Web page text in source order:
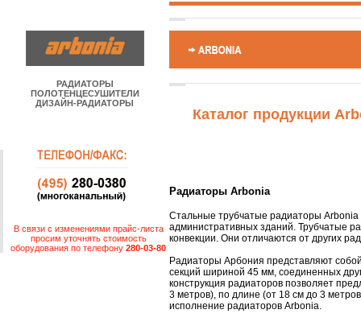
РАДИАТОРЫ
ПОЛОТЕНЦЕСУШИТЕЛИ
ДИЗАЙН-РАДИАТОРЫ
В связи с изменениями прайс-листа
просим уточнять стоимость
оборудования по телефону 280-03-80
Каталог продукции
Радиаторы Arbonia
Стальные трубчатые радиаторы
административных зданий. Трубчатые
конвекции. Они отличаются от других
Радиаторы Арбония представляют
секций шириной 45 мм, соединенных
конструкция радиаторов позволяет
3 метров), по длине (от 18 см до 3
исполнение радиаторов Arbonia.